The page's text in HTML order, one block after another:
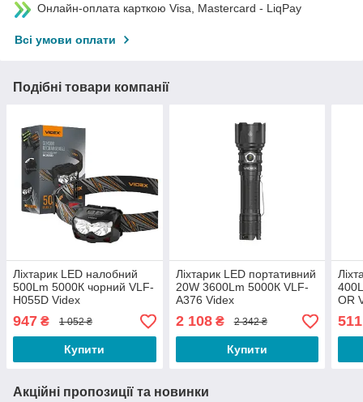
Онлайн-оплата карткою Visa, Mastercard - LiqPay
Всі умови оплати
Подібні товари компанії
Ліхтарик LED налобний
500Lm 5000К чорний VLF-
H055D Videx
947 ₴ 1 052 ₴
Купити
Ліхтарик LED портативний
20W 3600Lm 5000К VLF-
A376 Videx
2 108₴ 2 342 ₴
Купити
OR
511
Акційні пропозиції та новинки